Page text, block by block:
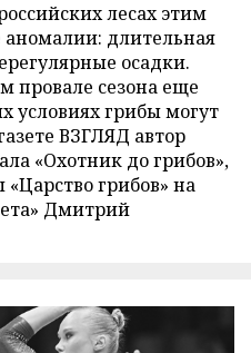
лесах этим
длительная
осадки.
провале сезона еще
условиях грибы могут
ВЗГЛЯД автор
«Охотник до грибов»,
грибов» на
Дмитрий